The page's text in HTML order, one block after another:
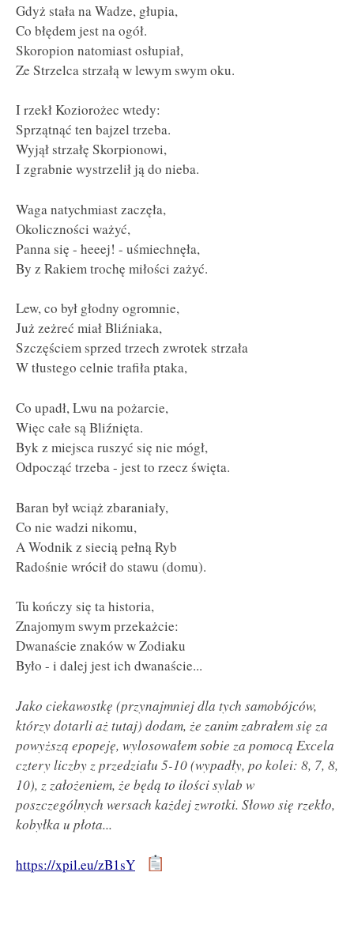
Gdyż stała na Wadze, głupia,
Co błędem jest na ogół.
Skoropion natomiast osłupiał,
Ze Strzelca strzałą w lewym swym oku.
I rzekł Koziorożec wtedy:
Sprzątnąć ten bajzel trzeba.
Wyjął strzałę Skorpionowi,
I zgrabnie wystrzelił ją do nieba.
Waga natychmiast zaczęła,
Okoliczności ważyć,
Panna się - heeej! - uśmiechnęła,
By z Rakiem trochę miłości zażyć.
Lew, co był głodny ogromnie,
Już zeżreć miał Bliźniaka,
Szczęściem sprzed trzech zwrotek strzała
W tłustego celnie trafiła ptaka,
Co upadł, Lwu na pożarcie,
Więc całe są Bliźnięta.
Byk z miejsca ruszyć się nie mógł,
Odpocząć trzeba - jest to rzecz święta.
Baran był wciąż zbaraniały,
Co nie wadzi nikomu,
A Wodnik z siecią pełną Ryb
Radośnie wrócił do stawu (domu).
Tu kończy się ta historia,
Znajomym swym przekażcie:
Dwanaście znaków w Zodiaku
Było - i dalej jest ich dwanaście...
Jako ciekawostkę (przynajmniej dla tych samobójców,
którzy dotarli aż tutaj) dodam, że zanim zabrałem się za
powyższą epopeję, wylosowałem sobie za pomocą Excela
cztery liczby z przedziału 5-10 (wypadły, po kolei: 8, 7, 8,
10), z założeniem, że będą to ilości sylab w
poszczególnych wersach każdej zwrotki. Słowo się rzekło,
kobyłka u płota...
https://xpil.eu/zB1sY